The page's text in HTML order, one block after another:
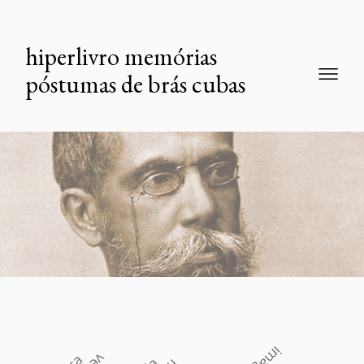
hiperlivro memórias
póstumas de brás cubas